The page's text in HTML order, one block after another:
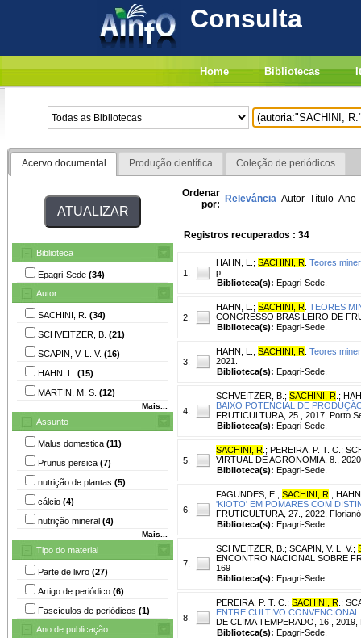
Consulta
Home Bibliotecas
Acervo documental Produção científica Coleção de periódicos
Biblioteca
Epagri-Sede (34)
Autor
SACHINI, R. (34)
SCHVEITZER, B. (21)
SCAPIN, V. L. V. (16)
HAHN, L. (15)
MARTIN, M. S. (12)
Mais...
Assunto
Malus domestica (11)
Prunus persica (7)
nutrição de plantas (5)
cálcio (4)
nutrição mineral (4)
Mais...
Tipo do material
Parte de livro (27)
Artigo de periódico (6)
Fascículos de periódicos (1)
Ano de publicação
Ordenar
por: Relevância Autor Título Ano
Registros recuperados : 34
1.
HAHN, L. ; SACHINI, R Teores
p.
Biblioteca(s): Epagri-Sede.
2.
HAHN, L. ; SACHINI, R TEORES
CONGRESSO BRASILEIRO DE
Biblioteca(s): Epagri-Sede.
3.
HAHN, L. ; SACHINI, R Teores
2021.
Biblioteca(s): Epagri-Sede.
4.
SCHVEITZER, B. ; SACHINI, R ;
BAIXO POTENCIAL DE
FRUTICULTURA, 25., 2017, Porto
Biblioteca(s): Epagri-Sede.
5.
SACHINI, R ; PEREIRA, P. T. C. ;
VIRTUAL DE AGRONOMIA, 8.,
Biblioteca(s): Epagri-Sede.
6.
FAGUNDES, E. ; SACHINI, R ;
'KIOTO' EM POMARES COM
FRUTICULTURA, 27., 2022,
Biblioteca(s): Epagri-Sede.
7.
SCHVEITZER, B. ; SCAPIN, V. L. V.;
ENCONTRO NACIONAL SOBRE
169
Biblioteca(s): Epagri-Sede.
8.
PEREIRA, P. T. C. ; SACHINI, R ;
ENTRE CULTIVO
DE CLIMA TEMPERADO, 16.,
Biblioteca(s): Epagri-Sede.